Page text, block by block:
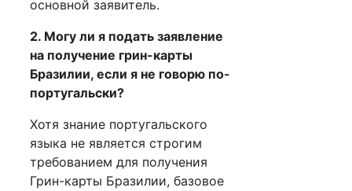
основной заявитель.
2. Могу ли я подать заявление
на получение грин-карты
Бразилии, если я не говорю по-
португальски?
Хотя знание португальского
языка не является строгим
требованием для получения
Грин-карты Бразилии, базовое